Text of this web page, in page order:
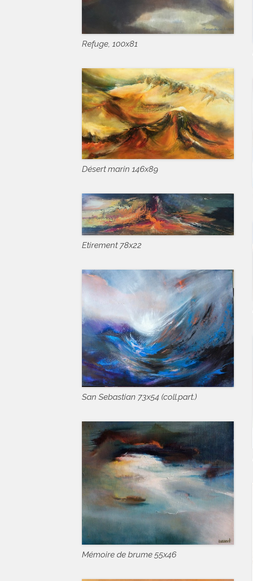
Refuge, 100x81
Désert marin 146x89
Etirement 78x22
San Sebastian 73x54 (coll.part.)
Mémoire de brume 55x46